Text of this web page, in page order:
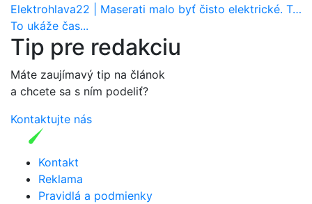
Elektrohlava22
Maserati malo byť čisto elektrické. Teraz zisťuje, že potrebuje nový osemvalcový motor
To ukáže čas...
Tip pre redakciu
Máte zaujímavý tip na článok
a chcete sa s ním podeliť?
Kontaktujte nás
Kontakt
Reklama
Pravidlá a podmienky